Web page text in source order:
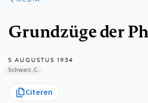
Grundzüge der
5 AUGUSTUS 1934
Schwarz, C.
Citeren